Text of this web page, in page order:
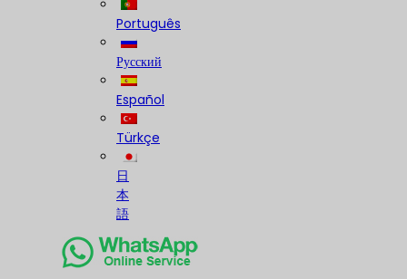
Português
Русский
Español
Türkçe
日
本
語